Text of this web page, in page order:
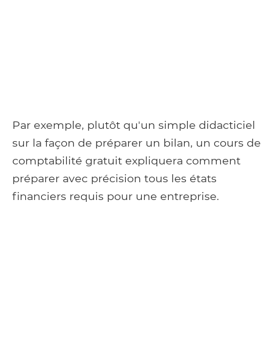
Par exemple, plutôt qu'un simple didacticiel
sur la façon de préparer un bilan, un cours de
comptabilité gratuit expliquera comment
préparer avec précision tous les états
financiers requis pour une entreprise.